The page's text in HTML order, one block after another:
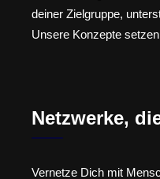
deiner Zielgruppe,
Unsere Konzepte
Netzwerke,
Vernetze Dich mit